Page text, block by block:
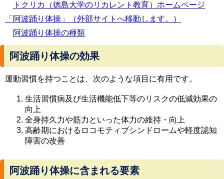
トクリカ（徳島大学のリカレント教育）ホームページ
「阿波踊り体操」（外部サイトへ移動します。）
阿波踊り体操の種類
阿波踊り体操の効果
運動習慣を持つことは、次のような項目に有用です。
生活習慣病及び生活機能低下等のリスクの低減効果の
向上
全身持久力や筋力といった体力の維持・向上
高齢期におけるロコモティブシンドロームや軽度認知
障害の改善
阿波踊り体操に含まれる要素